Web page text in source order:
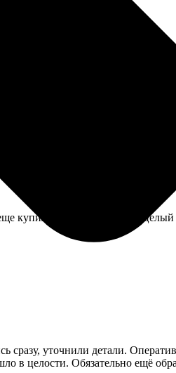
макетом, но в целом ок.
купил там же. Получился
сразу, уточнили детали.
в целости. Обязательно ещё